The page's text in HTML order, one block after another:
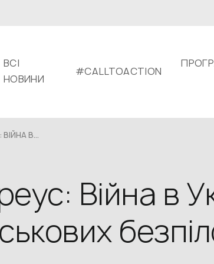
ВСІ
НОВИНИ
#CALLTOACTION
В...
Війна в